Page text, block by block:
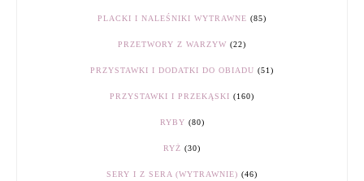
PLACKI I NALEŚNIKI WYTRAWNE (85)
PRZETWORY Z WARZYW (22)
PRZYSTAWKI I DODATKI DO OBIADU (51)
PRZYSTAWKI I PRZEKĄSKI (160)
RYBY (80)
RYŻ (30)
SERY I Z SERA (WYTRAWNIE) (46)